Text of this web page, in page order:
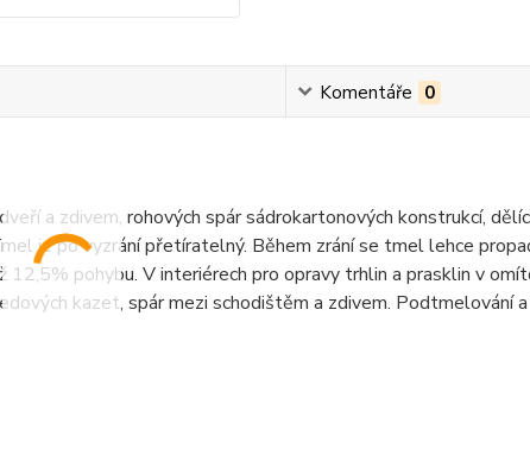
Komentáře 0
a zdivem, rohových spár sádrokartonových konstrukcí,
je po vyzrání přetíratelný. Během zrání se tmel lehce
12,5% pohybu. V interiérech pro opravy trhlin a prasklin v
kazet, spár mezi schodištěm a zdivem. Podtmelování